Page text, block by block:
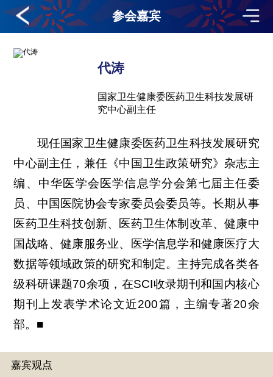
参会嘉宾
代涛
国家卫生健康委医药卫生科技发展研
究中心副主任
现任国家卫生健康委医药卫生科技发展研究
中心副主任，兼任《中国卫生政策研究》杂志主
编、中华医学会医学信息学分会第七届主任委
员、中国医院协会专家委员会委员等。长期从事
医药卫生科技创新、医药卫生体制改革、健康中
国战略、健康服务业、医学信息学和健康医疗大
数据等领域政策的研究和制定。主持完成各类各
级科研课题70余项，在SCI收录期刊和国内核心
期刊上发表学术论文近200篇，主编专著20余
部。■
嘉宾观点